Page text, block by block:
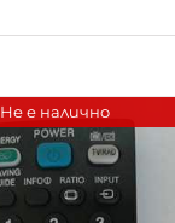
Не е налично